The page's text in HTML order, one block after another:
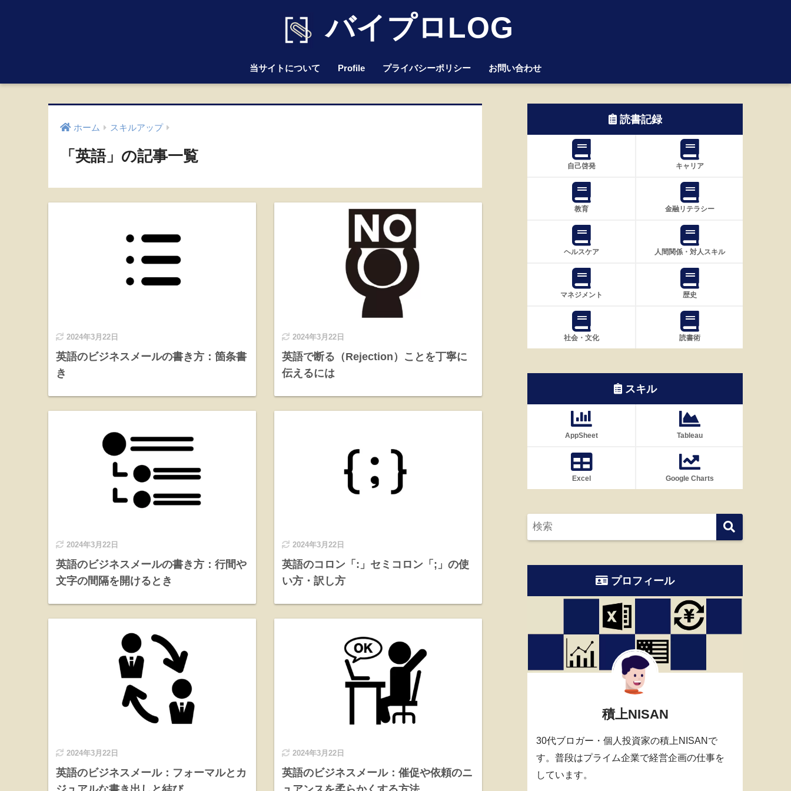
バイプロLOG
当サイトについて Profile プライバシーポリシー お問い合わせ
ホーム スキルアップ
「英語」の記事一覧
2024年3月22日
英語のビジネスメールの書き方：箇条書
き
2024年3月22日
英語で断る（Rejection）ことを丁寧に
伝えるには
2024年3月22日
英語のビジネスメールの書き方：行間や
文字の間隔を開けるとき
2024年3月22日
英語のコロン「:」セミコロン「;」の使
い方・訳し方
2024年3月22日
英語のビジネスメール：フォーマルとカ
2024年3月22日
英語のビジネスメール：催促や依頼のニ
読書記録
自己啓発 キャリア
教育 金融リテラシー
ヘルスケア 人間関係・対人スキル
マネジメント 歴史
社会・文化 読書術
スキル
AppSheet Tableau
Excel Google Charts
プロフィール
積上NISAN
30代ブロガー・個人投資家の積上NISANで
す。普段はプライム企業で経営企画の仕事を
しています。